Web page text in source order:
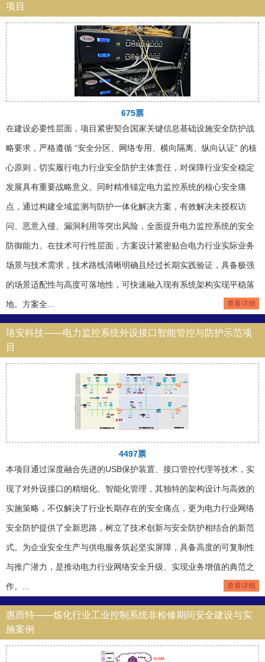
项目
675票
在建设必要性层面，项目紧密契合国家关键信息基础设施安全防护战
略要求，严格遵循 “安全分区、网络专用、横向隔离、纵向认证” 的核
心原则，切实履行电力行业安全防护主体责任，对保障行业安全稳定
发展具有重要战略意义。同时精准锚定电力监控系统的核心安全痛
点，通过构建全域监测与防护一体化解决方案，有效解决未授权访
问、恶意入侵、漏洞利用等突出风险，全面提升电力监控系统的安全
防御能力。在技术可行性层面，方案设计紧密贴合电力行业实际业务
场景与技术需求，技术路线清晰明确且经过长期实践验证，具备极强
的场景适配性与高度可落地性，可快速融入现有系统架构实现平稳落
地。方案全... 查看详细
珞安科技——电力监控系统外设接口智能管控与防护示范项
目
4497票
本项目通过深度融合先进的USB保护装置、接口管控代理等技术，实
现了对外设接口的精细化、智能化管理，其独特的架构设计与高效的
实施策略，不仅解决了行业长期存在的安全痛点，更为电力行业网络
安全防护提供了全新思路，树立了技术创新与安全防护相结合的新范
式。为企业安全生产与供电服务筑起坚实屏障，具备高度的可复制性
与推广潜力，是推动电力行业网络安全升级、实现业务增值的典范之
作。... 查看详细
惠而特——炼化行业工业控制系统非检修期间安全建设与实
施案例